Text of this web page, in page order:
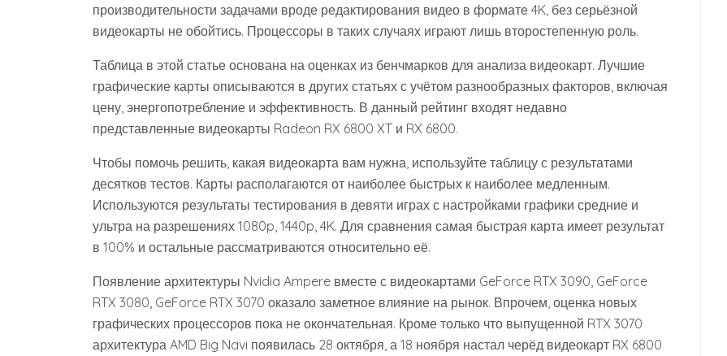
производительности задачами вроде редактирования видео в формате 4K, без серьёзной
видеокарты не обойтись. Процессоры в таких случаях играют лишь второстепенную роль.
Таблица в этой статье основана на оценках из бенчмарков для анализа видеокарт. Лучшие
графические карты описываются в других статьях с учётом разнообразных факторов, включая
цену, энергопотребление и эффективность. В данный рейтинг входят недавно
представленные видеокарты Radeon RX 6800 XT и RX 6800.
Чтобы помочь решить, какая видеокарта вам нужна, используйте таблицу с результатами
десятков тестов. Карты располагаются от наиболее быстрых к наиболее медленным.
Используются результаты тестирования в девяти играх с настройками графики средние и
ультра на разрешениях 1080p, 1440p, 4K. Для сравнения самая быстрая карта имеет результат
в 100% и остальные рассматриваются относительно её.
Появление архитектуры Nvidia Ampere вместе с видеокартами GeForce RTX 3090, GeForce
RTX 3080, GeForce RTX 3070 оказало заметное влияние на рынок. Впрочем, оценка новых
графических процессоров пока не окончательная. Кроме только что выпущенной RTX 3070
архитектура AMD Big Navi появилась 28 октября, а 18 ноября настал черёд видеокарт RX 6800